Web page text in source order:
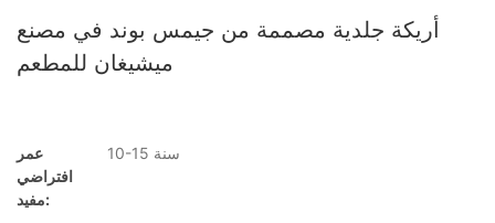
أريكة جلدية مصممة من جيمس بوند في مصنع
ميشيغان للمطعم
عمر
افتراضي
مفيد:
10-15 سنة